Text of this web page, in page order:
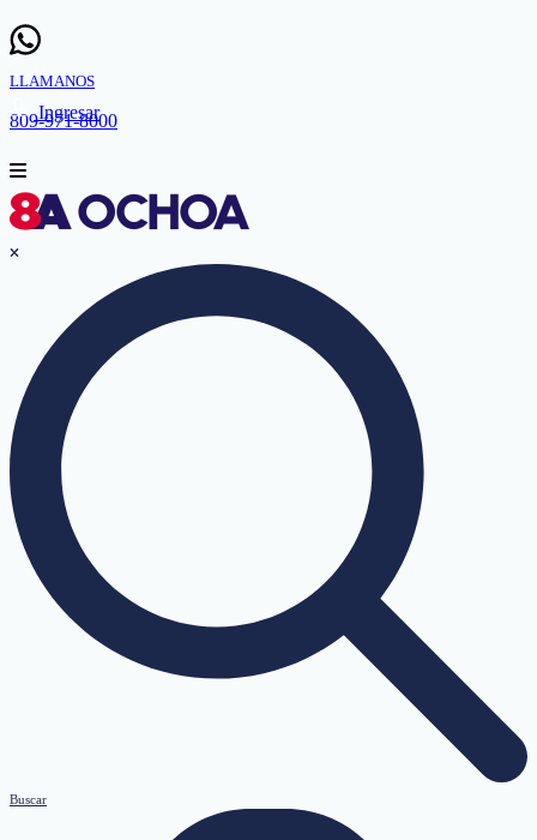
LLAMANOS
809-971-8000
Ingresar
Buscar